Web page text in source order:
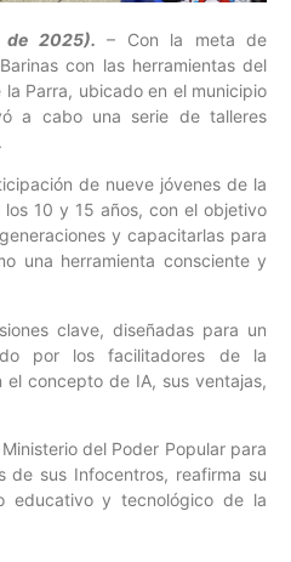
de 2025). – Con la meta de
con las herramientas del
Parra, ubicado en el municipio
a cabo una serie de talleres
de nueve jóvenes de la
10 y 15 años, con el objetivo
y capacitarlas para
una herramienta consciente y
clave, diseñadas para un
por los facilitadores de la
el concepto de IA, sus ventajas,
del Poder Popular para
de sus Infocentros, reafirma su
educativo y tecnológico de la